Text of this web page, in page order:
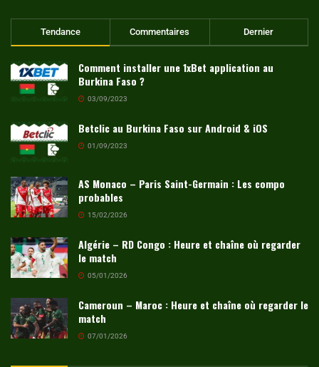
Tendance Commentaires Dernier
Comment installer une 1xBet application au
Burkina Faso ?
03/09/2023
Betclic au Burkina Faso sur Android & iOS
01/09/2023
AS Monaco – Paris Saint-Germain : Les compo
probables
15/02/2026
Algérie – RD Congo : Heure et chaîne où regarder
le match
05/01/2026
Cameroun – Maroc : Heure et chaîne où regarder le
match
07/01/2026